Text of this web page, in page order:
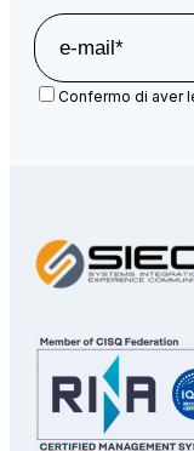
Confermo di aver